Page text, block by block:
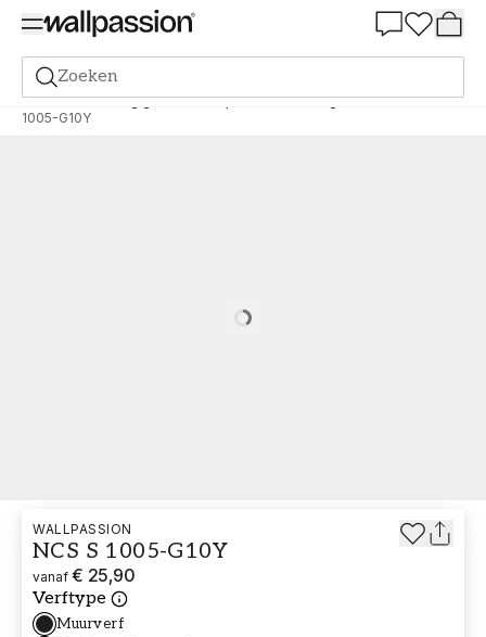
Zoeken
Verf Bestelling gebaseerd op NCS Bestelling door NCS
1005-G10Y
Loading…
WALLPASSION
NCS S 1005-G10Y
vanaf € 25,90
Verftype
Muurverf